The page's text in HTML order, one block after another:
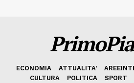
ECONOMIA ATTUALITA’
CULTURA
POLITICA SPORT